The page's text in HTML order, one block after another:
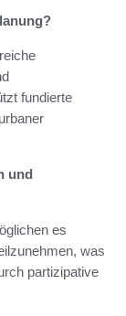
fundierte
und
es
was
partizipative